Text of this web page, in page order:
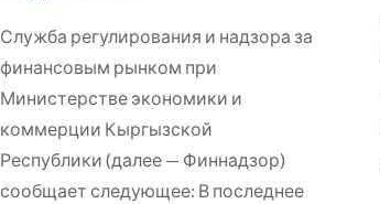
Служба регулирования и надзора за
финансовым рынком при
Министерстве экономики и
коммерции Кыргызской
Республики (далее — Финнадзор)
сообщает следующее: В последнее